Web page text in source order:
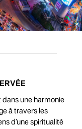
dans une harmonie
à travers les
d’une spiritualité